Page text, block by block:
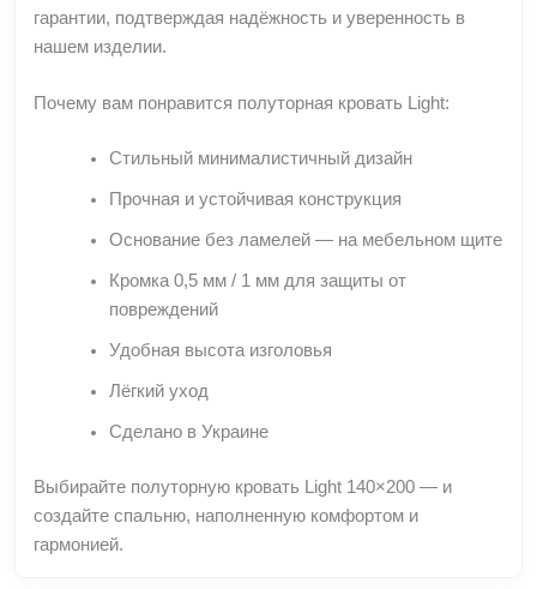
гарантии, подтверждая надёжность и уверенность в
нашем изделии.
Почему вам понравится полуторная кровать Light:
Стильный минималистичный дизайн
Прочная и устойчивая конструкция
Основание без ламелей — на мебельном щите
Кромка 0,5 мм / 1 мм для защиты от
повреждений
Удобная высота изголовья
Лёгкий уход
Сделано в Украине
Выбирайте полуторную кровать Light 140×200 — и
создайте спальню, наполненную комфортом и
гармонией.